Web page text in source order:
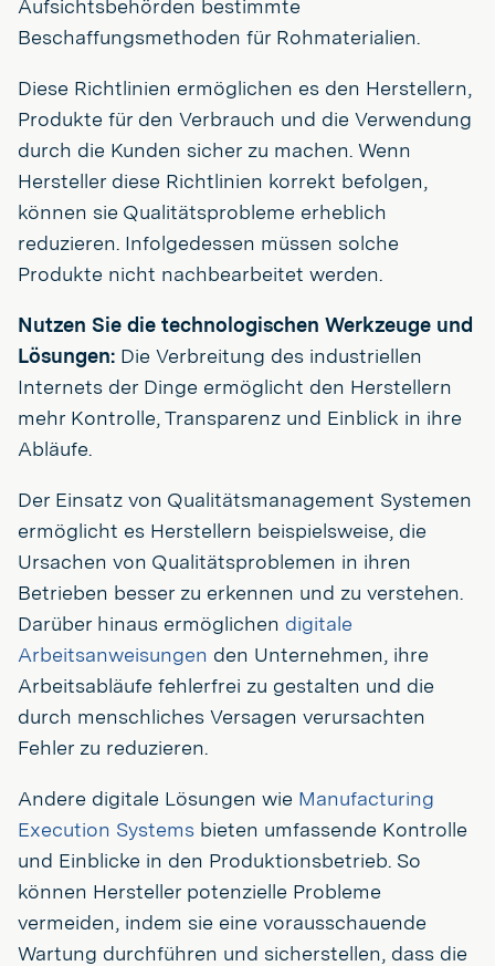
Aufsichtsbehörden bestimmte
Beschaffungsmethoden für Rohmaterialien.
Diese Richtlinien ermöglichen es den Herstellern,
Produkte für den Verbrauch und die Verwendung
durch die Kunden sicher zu machen. Wenn
Hersteller diese Richtlinien korrekt befolgen,
können sie Qualitätsprobleme erheblich
reduzieren. Infolgedessen müssen solche
Produkte nicht nachbearbeitet werden.
Nutzen Sie die technologischen Werkzeuge und
Lösungen: Die Verbreitung des industriellen
Internets der Dinge ermöglicht den Herstellern
mehr Kontrolle, Transparenz und Einblick in ihre
Abläufe.
Der Einsatz von Qualitätsmanagement Systemen
ermöglicht es Herstellern beispielsweise, die
Ursachen von Qualitätsproblemen in ihren
Betrieben besser zu erkennen und zu verstehen.
Darüber hinaus ermöglichen digitale
Arbeitsanweisungen den Unternehmen, ihre
Arbeitsabläufe fehlerfrei zu gestalten und die
durch menschliches Versagen verursachten
Fehler zu reduzieren.
Andere digitale Lösungen wie Manufacturing
Execution Systems bieten umfassende Kontrolle
und Einblicke in den Produktionsbetrieb. So
können Hersteller potenzielle Probleme
vermeiden, indem sie eine vorausschauende
Wartung durchführen und sicherstellen, dass die